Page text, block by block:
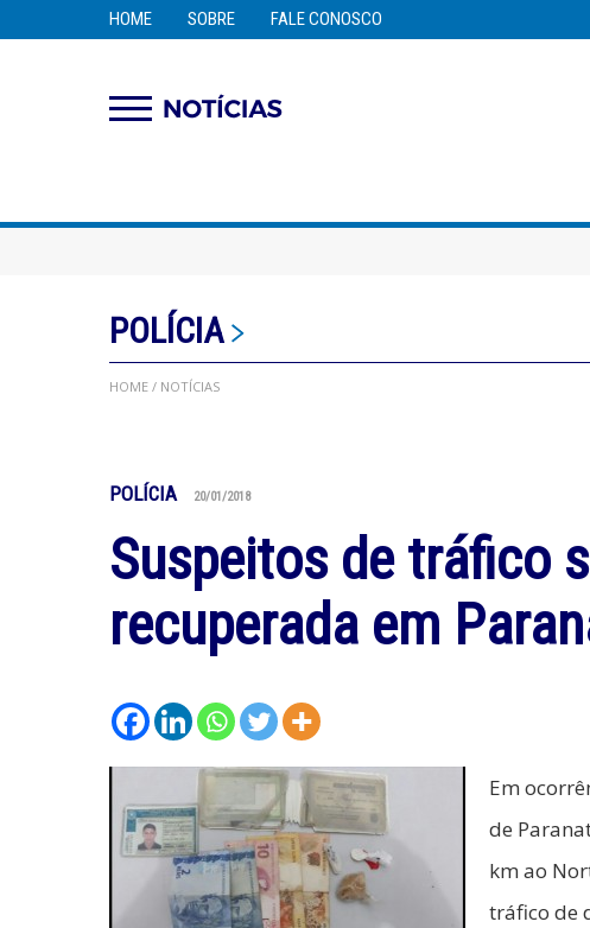
HOME SOBRE FALE CONOSCO
POLÍCIA
HOME / NOTÍCIAS
POLÍCIA 20/01/2018
Suspeitos de tráfico
recuperada em
Em
de
km ao
tráfico de